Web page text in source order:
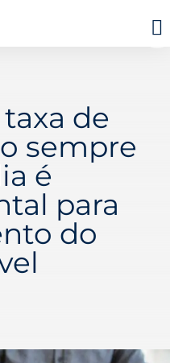
de
sempre
é
para
do